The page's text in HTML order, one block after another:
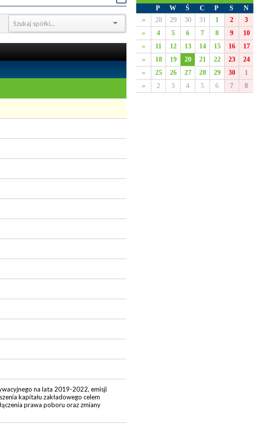
na lata 2019-2022, emisji
kapitału zakładowego celem
prawa poboru oraz zmiany
» 28 29 30 31 1 2 3
» 4 5 6 7 8 9 10
» 11 12 13 14 15 16 17
» 18 19 20 21 22 23 24
» 25 26 27 28 29 30 1
» 2 3 4 5 6 7 8
P W Ś C P S N